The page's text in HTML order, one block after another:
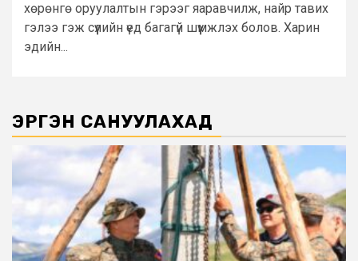
хөрөнгө оруулалтын гэрээг яаравчилж, найр тавих
гэлээ гэж сүүлийн үед багагүй шүүмжлэх болов. Харин
эдийн...
ЭРГЭН САНУУЛАХАД